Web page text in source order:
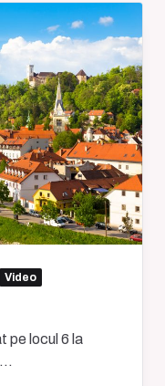
Video
pe locul 6 la
...